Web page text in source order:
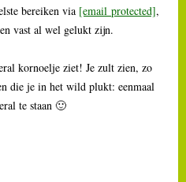
bereiken via [email protected],
vast al wel gelukt zijn.
kornoelje ziet! Je zult zien, zo
die je in het wild plukt: eenmaal
te staan 🙂